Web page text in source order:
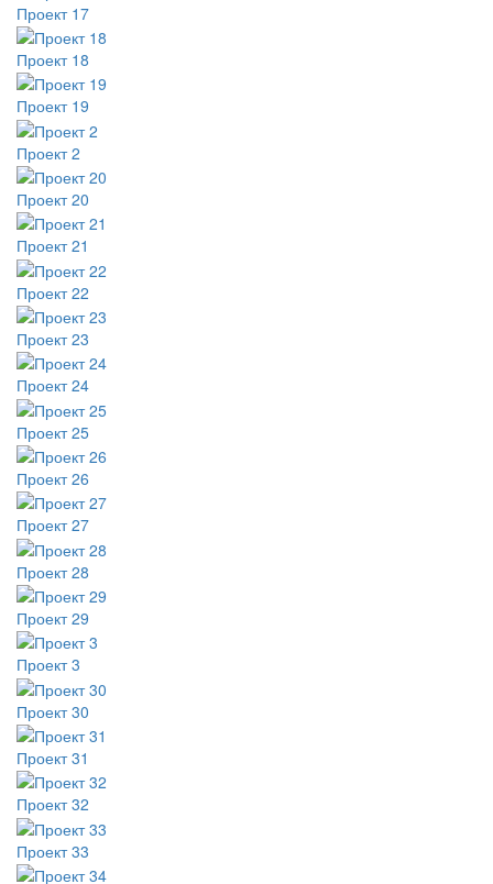
Проект 17
Проект 18
Проект 19
Проект 2
Проект 20
Проект 21
Проект 22
Проект 23
Проект 24
Проект 25
Проект 26
Проект 27
Проект 28
Проект 29
Проект 3
Проект 30
Проект 31
Проект 32
Проект 33